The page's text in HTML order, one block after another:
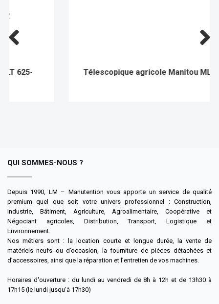
Télescopique agricole Manitou MLT 625 e
QUI SOMMES-NOUS ?
Depuis 1990, LM – Manutention vous apporte un service de qualité
premium quel que soit votre univers professionnel : Construction,
Industrie, Bâtiment, Agriculture, Agroalimentaire, Coopérative et
Négociant agricoles, Distribution, Transport, Logistique et
Environnement.
Nos métiers sont : la location courte et longue durée, la vente de
matériels neufs ou d’occasion, la fourniture de pièces détachées et
d’accessoires, ainsi que la réparation et l’entretien de vos machines.
Horaires d'ouverture : du lundi au vendredi de 8h à 12h et de 13h30 à
17h15 (le lundi jusqu'à 17h30)